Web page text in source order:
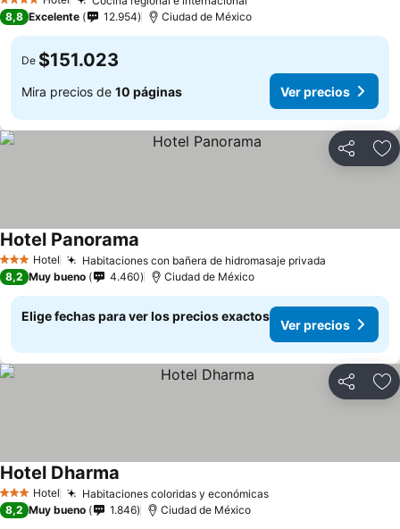
4 Estrellas
8,8 Excelente 12.954 Ciudad de México
De $151.023
Mira precios de 10 páginas Ver precios
Compartir
3 Estrellas
Hotel Habitaciones con bañera de hidromasaje privada
Hotel Panorama
8,2 Muy bueno 4.460 Ciudad de México
Elige fechas para ver los precios exactos
Ver precios
Compartir
3 Estrellas
Hotel Habitaciones coloridas y económicas
Hotel Dharma
8,2 Muy bueno 1.846 Ciudad de México